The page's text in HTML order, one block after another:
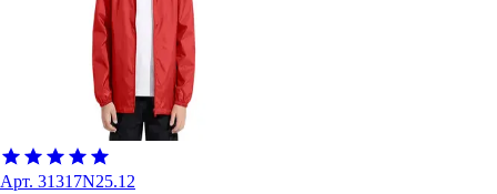
Арт. 31317N25.12